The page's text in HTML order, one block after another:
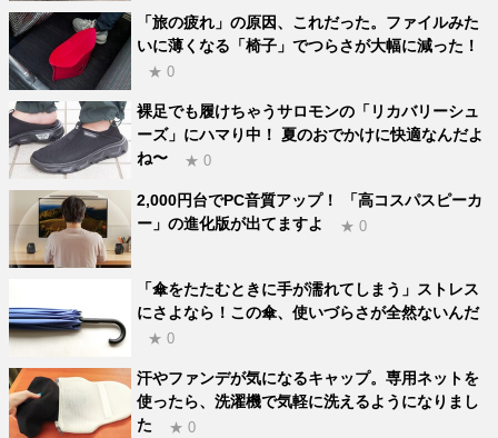
「旅の疲れ」の原因、これだった。ファイルみた
いに薄くなる「椅子」でつらさが大幅に減った！
★ 0
裸足でも履けちゃうサロモンの「リカバリーシュ
ーズ」にハマり中！ 夏のおでかけに快適なんだよ
ね〜
★ 0
2,000円台でPC音質アップ！ 「高コスパスピーカ
ー」の進化版が出てますよ
★ 0
「傘をたたむときに手が濡れてしまう」ストレス
にさよなら！この傘、使いづらさが全然ないんだ
★ 0
汗やファンデが気になるキャップ。専用ネットを
使ったら、洗濯機で気軽に洗えるようになりまし
た
★ 0